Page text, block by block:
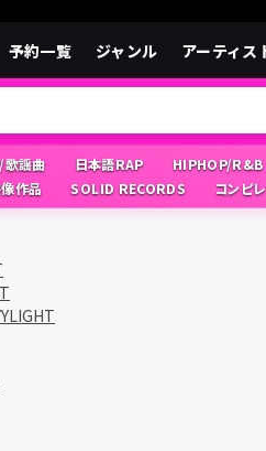
予約一覧 ジャンル アーティス
謡曲 日本語RAP HIPHOP/R&B
作品
SOLID RECORDS コンピ